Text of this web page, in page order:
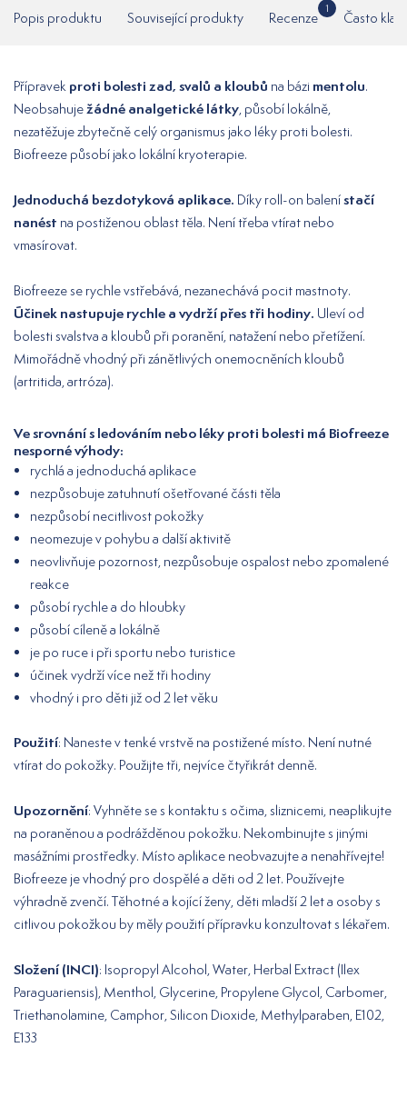
Popis produktu Související produkty Recenze
1
Často
Přípravek proti bolesti zad, svalů a kloubů na bázi mentolu.
Neobsahuježádné analgetické látky , působí lokálně,
nezatěžuje zbytečně celý organismus jako léky proti bolesti.
Biofreeze působí jako lokální kryoterapie.
Jednoduchá bezdotyková aplikace. Díky roll-on balenístačí
nanést na postiženou oblast těla. Není třeba vtírat nebo
vmasírovat.
Biofreeze se rychle vstřebává, nezanechává pocit mastnoty.
Účinek nastupuje rychle a vydrží přes tři hodiny. Uleví od
bolesti svalstva a kloubů při poranění, natažení nebo přetížení.
Mimořádně vhodný při zánětlivých onemocněních kloubů
(artritida, artróza).
Ve srovnání s ledováním nebo léky proti bolesti má Biofreeze
nesporné výhody:
rychlá a jednoduchá aplikace
nezpůsobuje zatuhnutí ošetřované části těla
nezpůsobí necitlivost pokožky
neomezuje v pohybu a další aktivitě
neovlivňuje pozornost, nezpůsobuje ospalost nebo zpomalené
reakce
působí rychle a do hloubky
působí cíleně a lokálně
je po ruce i při sportu nebo turistice
účinek vydrží více než tři hodiny
vhodný i pro děti již od 2 let věku
Použití: Naneste v tenké vrstvě na postižené místo. Není nutné
vtírat do pokožky. Použijte tři, nejvíce čtyřikrát denně.
Upozornění: Vyhněte se s kontaktu s očima, sliznicemi, neaplikujte
na poraněnou a podrážděnou pokožku. Nekombinujte s jinými
masážními prostředky. Místo aplikace neobvazujte a nenahřívejte!
Biofreeze je vhodný pro dospělé a děti od 2 let. Používejte
výhradně zvenčí. Těhotné a kojící ženy, děti mladší 2 let a osoby s
citlivou pokožkou by měly použití přípravku konzultovat s lékařem.
Složení (INCI): Isopropyl Alcohol, Water, Herbal Extract (Ilex
Paraguariensis), Menthol, Glycerine, Propylene Glycol, Carbomer,
Triethanolamine, Camphor, Silicon Dioxide, Methylparaben, E102,
E133